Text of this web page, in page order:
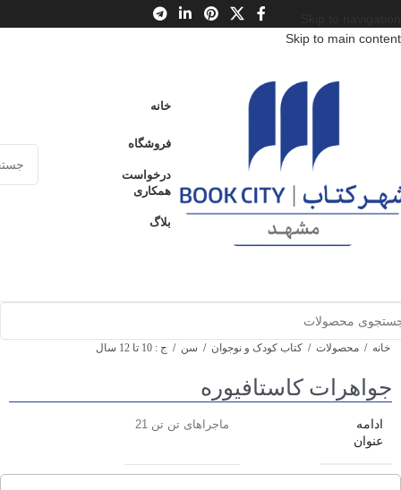
Skip to main content
خانه
فروشگاه
درخواست
همکاری
بلاگ
خانه / محصولات / کتاب کودک و نوجوان / سن / ج : 10 تا 12 سال
جواهرات کاستافیوره
ادامه
عنوان
ماجراهای تن تن 21